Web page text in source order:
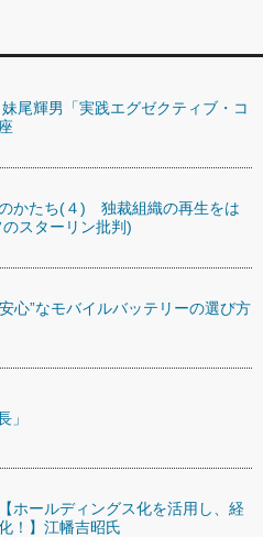
尾輝男「実践エグゼクティブ・コ
かたち(４) 独裁組織の再生をは
スターリン批判)
心”なモバイルバッテリーの選び方
」
ホールディングス化を活用し、経
！】江幡吉昭氏